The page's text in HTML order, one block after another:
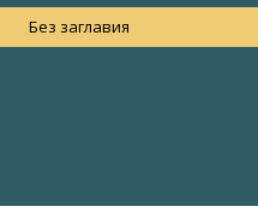
Без заглавия